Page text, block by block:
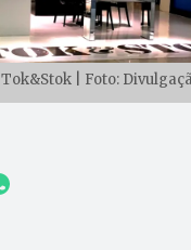
Tok&Stok | Foto: